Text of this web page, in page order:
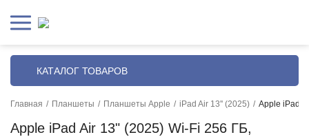
КАТАЛОГ ТОВАРОВ
Главная / Планшеты / Планшеты Apple / iPad Air 13'' (2025) / Apple iPad
Apple iPad Air 13" (2025) Wi-Fi 256 ГБ,